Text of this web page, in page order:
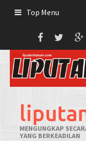
Top Menu
MENGUNGKAP
YANG BERKEADILAN